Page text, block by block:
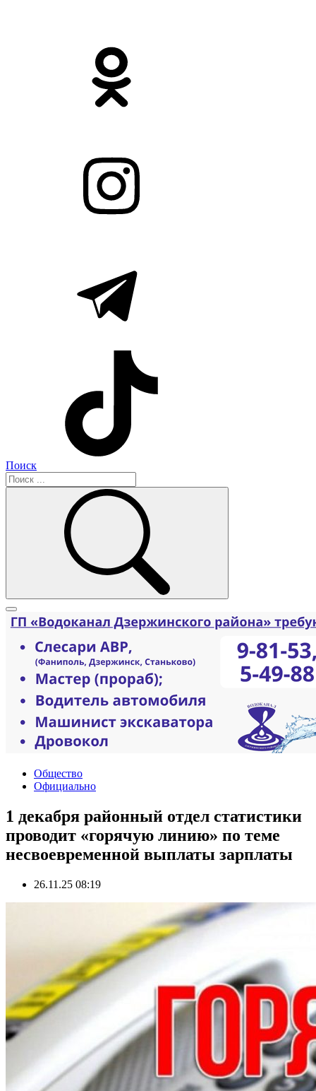
Поиск
Общество
Официально
1 декабря районный отдел статистики
проводит «горячую линию» по теме
несвоевременной выплаты зарплаты
26.11.25 08:19